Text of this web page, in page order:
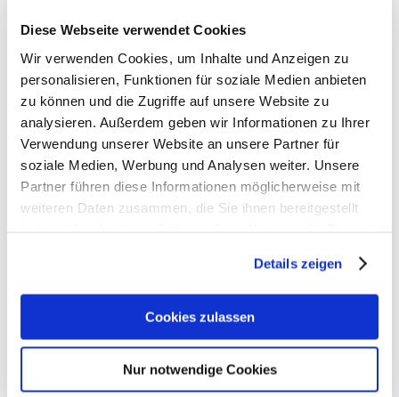
Diese Webseite verwendet Cookies
Wir verwenden Cookies, um Inhalte und Anzeigen zu
personalisieren, Funktionen für soziale Medien anbieten
zu können und die Zugriffe auf unsere Website zu
analysieren. Außerdem geben wir Informationen zu Ihrer
Verwendung unserer Website an unsere Partner für
soziale Medien, Werbung und Analysen weiter. Unsere
Partner führen diese Informationen möglicherweise mit
weiteren Daten zusammen, die Sie ihnen bereitgestellt
Details zeigen
Cookies zulassen
Nur notwendige Cookies